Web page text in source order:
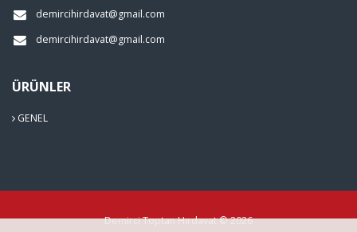
demircihirdavat@gmail.com
demircihirdavat@gmail.com
ÜRÜNLER
GENEL
Demirci Toptan Hırdavat © 2026